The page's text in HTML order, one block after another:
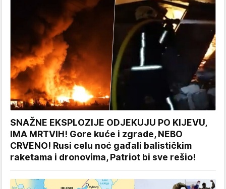
SNAŽNE EKSPLOZIJE ODJEKUJU PO KIJEVU,
IMA MRTVIH! Gore kuće i zgrade, NEBO
CRVENO! Rusi celu noć gađali balističkim
raketama i dronovima, Patriot bi sve rešio!